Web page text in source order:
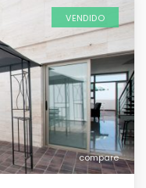
compare
VENDIDO